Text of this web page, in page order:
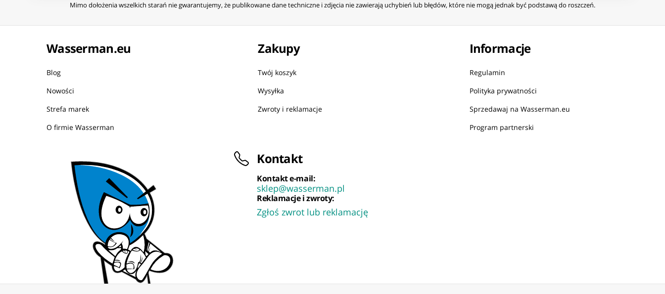
Mimo dołożenia wszelkich starań nie gwarantujemy, że publikowane dane techniczne i zdjęcia nie zawierają uchybień lub błędów, które nie mogą jednak być podstawą do roszczeń.
Wasserman.eu
Blog
Nowości
Strefa marek
O firmie Wasserman
Zakupy
Twój koszyk
Wysyłka
Zwroty i reklamacje
Informacje
Regulamin
Polityka prywatności
Sprzedawaj na Wasserman.eu
Program partnerski
Kontakt
Kontakt e-mail:
sklep@wasserman.pl
Reklamacje i zwroty:
Zgłoś zwrot lub reklamację